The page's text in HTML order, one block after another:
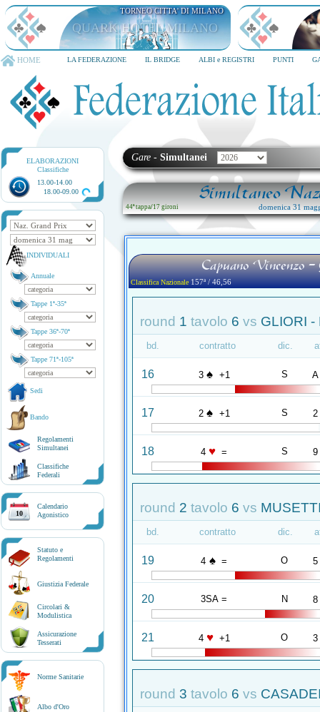
TORNEO CITTA' DI MILANO
QUARK HOTEL MILANO
HOME LA FEDERAZIONE IL BRIDGE ALBI e REGISTRI PUNTI
ELABORAZIONI
Classifiche
13.00-14.00
18.00-09.00
INDIVIDUALI
Annuale
Tappe 1ª-35ª
Tappe 36ª-70ª
Tappe 71ª-105ª
Sedi
Bando
Regolamenti
Simultanei
Classifiche
Federali
10
Calendario
Agonistico
Statuto e
Regolamenti
Giustizia Federale
Circolari &
Modulistica
Assicurazione
Tesserati
Norme Sanitarie
Albo d'Oro
Gare - Simultanei
Simultaneo
44ª tappa/17 gironi domenica 31
Capuano Vincenzo
Classifica Nazionale157ª / 46,56
round 1 tavolo 6 vs GLIORI -
bd. contratto dic.
16 3 ♠ +1 S A
17 2 ♠ +1 S 2
18 4 ♥ = S 9
round 2 tavolo 6 vs
bd. contratto dic.
19 4 ♠ = O 5
20 3SA = N 8
21 4 ♥ +1 O 3
round 3 tavolo 6 vs